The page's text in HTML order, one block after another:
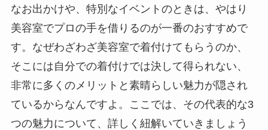
なお出かけや、特別なイベントのときは、やはり
美容室でプロの手を借りるのが一番のおすすめで
す。なぜわざわざ美容室で着付けてもらうのか、
そこには自分での着付けでは決して得られない、
非常に多くのメリットと素晴らしい魅力が隠され
ているからなんですよ。ここでは、その代表的な3
つの魅力について、詳しく紐解いていきましょう